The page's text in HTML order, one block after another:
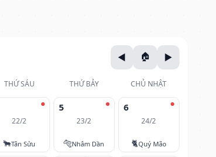
THỨ SÁU THỨ BẢY CHỦ NHẬT
22/2
🐂Tân Sửu
5
23/2
🐅Nhâm Dần
6
24/2
🐈Quý Mão